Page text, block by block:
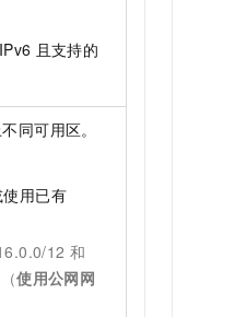
IPv6 且支持的
同可用区。
用已有
12 和
使用公网网